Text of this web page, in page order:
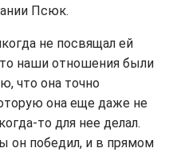
Псюк.
не посвящал ей
наши отношения были
что она точно
она еще даже не
то для нее делал.
он победил, и в прямом